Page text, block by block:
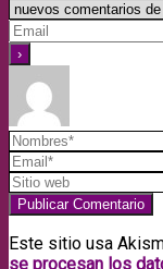
Este sitio usa
se procesan los